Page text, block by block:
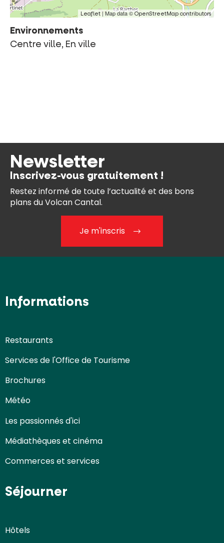
Leaflet| Map data ©OpenStreetMap contributors
Environnements
Centre ville, En ville
Newsletter
Inscrivez-vous gratuitement !
Restez informé de toute l’actualité et des bons
plans du Volcan Cantal.
Je m'inscris
Informations
Restaurants
Services de l'Office de Tourisme
Brochures
Météo
Les passionnés d'ici
Médiathèques et cinéma
Commerces et services
Séjourner
Hôtels